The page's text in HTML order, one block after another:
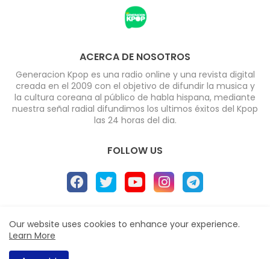
ACERCA DE NOSOTROS
Generacion Kpop es una radio online y una revista digital
creada en el 2009 con el objetivo de difundir la musica y
la cultura coreana al público de habla hispana, mediante
nuestra señal radial difundimos los ultimos éxitos del Kpop
las 24 horas del dia.
FOLLOW US
Home About Radio
Contact us
Our website uses cookies to enhance your experience.
Learn More